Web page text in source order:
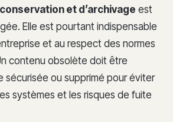
conservation et d’archivage est
Elle est pourtant indispensable
et au respect des normes
contenu obsolète doit être
sécurisée ou supprimé pour éviter
systèmes et les risques de fuite